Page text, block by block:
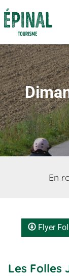
En
Flyer
Les Folles